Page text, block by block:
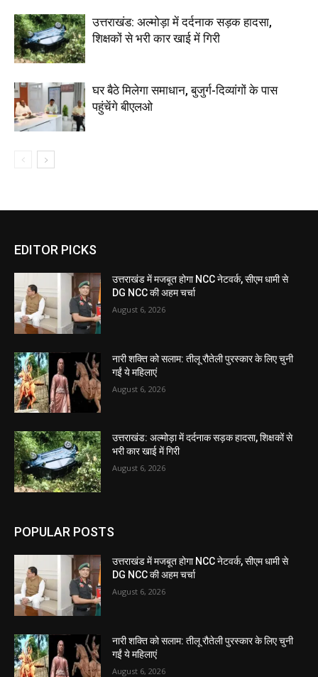
उत्तराखंड: अल्मोड़ा में दर्दनाक सड़क हादसा,
शिक्षकों से भरी कार खाई में गिरी
घर बैठे मिलेगा समाधान, बुजुर्ग-दिव्यांगों के पास
पहुंचेंगे बीएलओ
EDITOR PICKS
उत्तराखंड में मजबूत होगा NCC नेटवर्क, सीएम धामी से
DG NCC की अहम चर्चा
August 6, 2026
नारी शक्ति को सलाम: तीलू रौतेली पुरस्कार के लिए चुनी
गईं ये महिलाएं
August 6, 2026
उत्तराखंड: अल्मोड़ा में दर्दनाक सड़क हादसा, शिक्षकों से
भरी कार खाई में गिरी
August 6, 2026
POPULAR POSTS
उत्तराखंड में मजबूत होगा NCC नेटवर्क, सीएम धामी से
DG NCC की अहम चर्चा
August 6, 2026
नारी शक्ति को सलाम: तीलू रौतेली पुरस्कार के लिए चुनी
गईं ये महिलाएं
August 6, 2026